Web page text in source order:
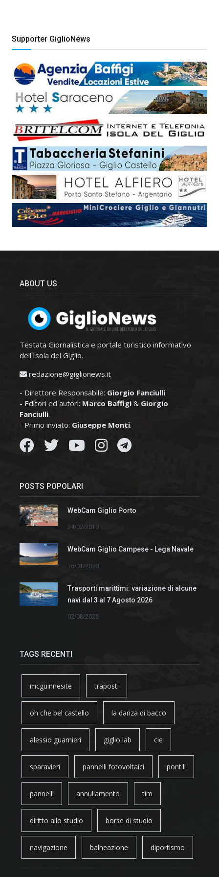
Supporter GiglioNews
ABOUT US
Testata Giornalistica e portale turistico informativo
dell'Isola del Giglio.
redazione@giglionews.it
- Direttore Responsabile: Giorgio Fanciulli.
- Editori ed autori: Marco Baffigi & Giorgio
Fanciulli.
- Primo inviato: Giuseppe Monti.
POSTS POPOLARI
WebCam Giglio Porto
24/02/2010
WebCam Giglio Campese - Lega Navale
16/01/2020
Trasporti marittimi: variazione di alcune
navi dal 3 al 7 Agosto 2026
02/08/2026
TAGS RECENTI
mcguinnesite traposti
oh che bel castello la danza di bacco
alessio guarnieri giglio lab cie
sparavieri pannelli fotovoltaici pontili
pannelli annullamento tim
diritto allo studio borse di studio
navigazione balneazione diportismo